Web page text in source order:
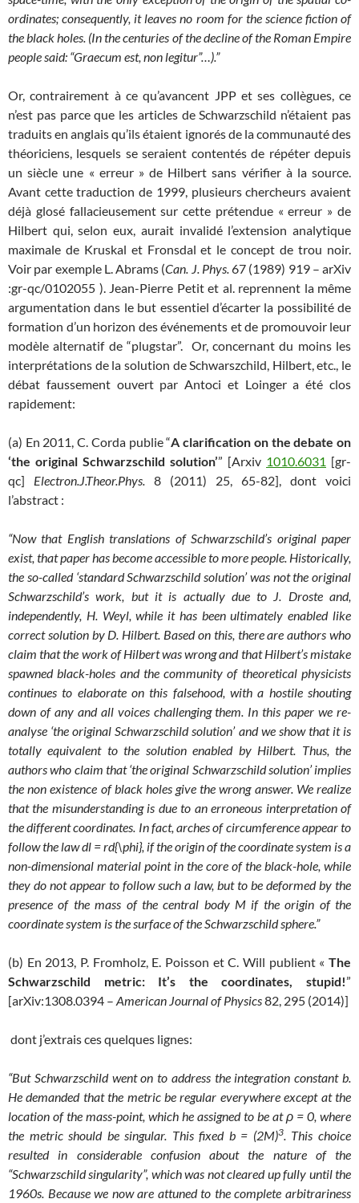
ordinates; consequently, it leaves no room for the science fiction of
the black holes. (In the centuries of the decline of the Roman Empire
people said: “Graecum est, non legitur”…).”
Or, contrairement à ce qu’avancent JPP et ses collègues, ce
n’est pas parce que les articles de Schwarzschild n’étaient pas
traduits en anglais qu’ils étaient ignorés de la communauté des
théoriciens, lesquels se seraient contentés de répéter depuis
un siècle une « erreur » de Hilbert sans vérifier à la source.
Avant cette traduction de 1999, plusieurs chercheurs avaient
déjà glosé fallacieusement sur cette prétendue « erreur » de
Hilbert qui, selon eux, aurait invalidé l’extension analytique
maximale de Kruskal et Fronsdal et le concept de trou noir.
Voir par exemple L. Abrams (Can. J. Phys. 67 (1989) 919 – arXiv
:gr-qc/0102055 ). Jean-Pierre Petit et al. reprennent la même
argumentation dans le but essentiel d’écarter la possibilité de
formation d’un horizon des événements et de promouvoir leur
modèle alternatif de “plugstar”. Or, concernant du moins les
interprétations de la solution de Schwarszchild, Hilbert, etc., le
débat faussement ouvert par Antoci et Loinger a été clos
rapidement:
(a) En 2011, C. Corda publie “A clarification on the debate on
‘the original Schwarzschild solution’” [Arxiv 1010.6031 [gr-
qc] Electron.J.Theor.Phys.
8 (2011) 25, 65-82], dont voici
l’abstract :
“Now that English translations of Schwarzschild’s original paper
exist, that paper has become accessible to more people. Historically,
the so-called ‘standard Schwarzschild solution’ was not the original
Schwarzschild’s work, but it is actually due to J. Droste and,
independently, H. Weyl, while it has been ultimately enabled like
correct solution by D. Hilbert. Based on this, there are authors who
claim that the work of Hilbert was wrong and that Hilbert’s mistake
spawned black-holes and the community of theoretical physicists
continues to elaborate on this falsehood, with a hostile shouting
down of any and all voices challenging them. In this paper we re-
analyse ‘the original Schwarzschild solution’ and we show that it is
totally equivalent to the solution enabled by Hilbert. Thus, the
authors who claim that ‘the original Schwarzschild solution’ implies
the non existence of black holes give the wrong answer. We realize
that the misunderstanding is due to an erroneous interpretation of
the different coordinates. In fact, arches of circumference appear to
follow the law dl = rd{\phi}, if the origin of the coordinate system is a
non-dimensional material point in the core of the black-hole, while
they do not appear to follow such a law, but to be deformed by the
presence of the mass of the central body M if the origin of the
coordinate system is the surface of the Schwarzschild sphere.”
(b) En 2013, P. Fromholz, E. Poisson et C. Will publient « The
Schwarzschild metric: It’s the coordinates, stupid!”
[arXiv:1308.0394 – American Journal of Physics82, 295 (2014)]
dont j’extrais ces quelques lignes:
“But Schwarzschild went on to address the integration constant b.
He demanded that the metric be regular everywhere except at the
location of the mass-point, which he assigned to be atρ = 0, where
the metric should be singular. This fixed b = (2M)3. This choice
resulted in considerable confusion about the nature of the
“Schwarzschild singularity”, which was not cleared up fully until the
1960s. Because we now are attuned to the complete arbitrariness